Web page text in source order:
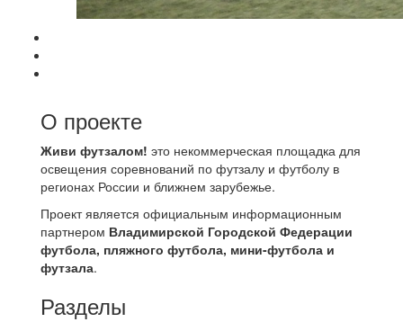
О проекте
Живи футзалом! это некоммерческая площадка для
освещения соревнований по футзалу и футболу в
регионах России и ближнем зарубежье.
Проект является официальным информационным
партнером Владимирской Городской Федерации
футбола, пляжного футбола, мини-футбола и
футзала.
Разделы